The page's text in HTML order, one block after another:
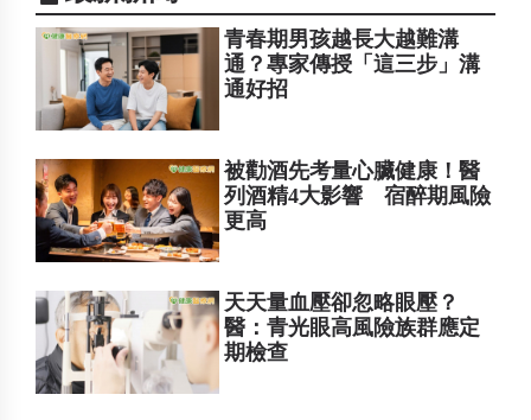
青春期男孩越長大越難溝
通？專家傳授「這三步」溝
通好招
被勸酒先考量心臟健康！醫
列酒精4大影響 宿醉期風險
更高
天天量血壓卻忽略眼壓？
醫：青光眼高風險族群應定
期檢查